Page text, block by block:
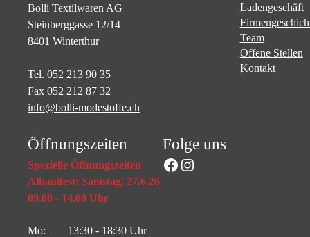
Bolli Textilwaren AG
Steinberggasse 12/14
8401 Winterthur
Tel. 052 213 90 35
Fax 052 212 87 32
info@bolli-modestoffe.ch
Öffnungszeiten
Spezielle Öffnungszeiten
Albanifest: Samstag, 27.6.26
09.00 - 14.00 Uhr
Mo: 13:30 - 18:30 Uhr
Folge uns
Facebook
Instagram
Ladengeschäft
Team
Offene Stellen
Kontakt